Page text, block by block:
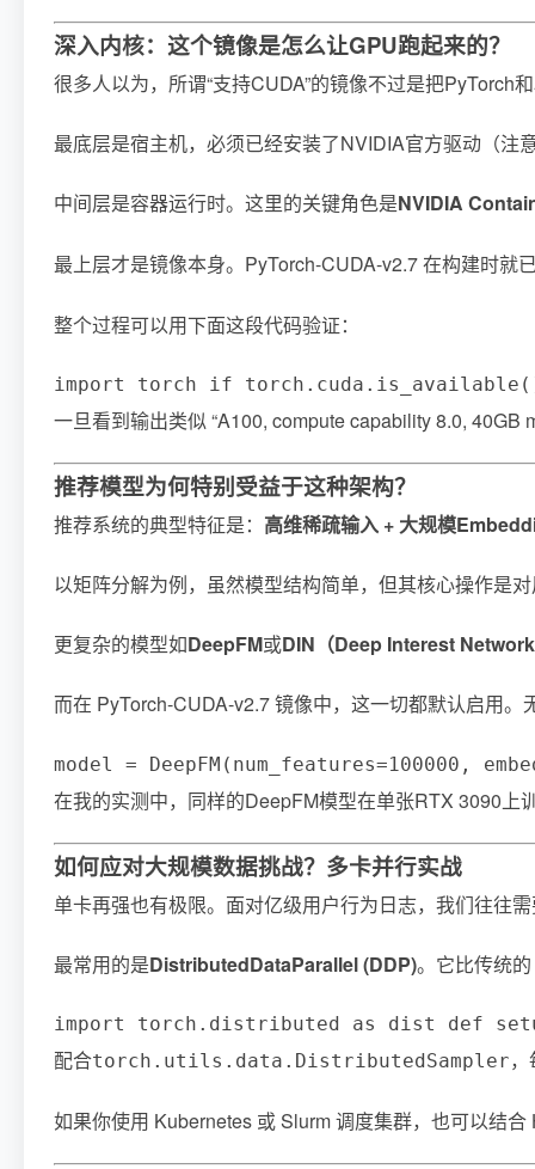
深入内核：这个镜像是怎么让GPU跑起来的？
很多人以为，所谓“支持CUDA”的镜像不过是把
最底层是宿主机，必须已经安装了NVIDIA官方驱动（
中间层是容器运行时。这里的关键角色是NVIDIA
最上层才是镜像本身。PyTorch-CUDA-v2.7 在构建时
整个过程可以用下面这段代码验证：
import torch if torch.cuda.is_available():
一旦看到输出类似 “A100, compute capability 8.0, 40GB
推荐模型为何特别受益于这种架构？
推荐系统的典型特征是： 高维稀疏输入 + 大规模
以矩阵分解为例，虽然模型结构简单，但其核心操作是
更复杂的模型如DeepFM或DIN（Deep Interest
而在 PyTorch-CUDA-v2.7 镜像中，这一切都默认启用。
model =
在我的实测中，同样的DeepFM模型在单张RTX 3090
如何应对大规模数据挑战？多卡并行实战
单卡再强也有极限。面对亿级用户行为日志，我们往往
最常用的是DistributedDataParallel (DDP)。它比传统
import torch.distributed as dist def
配合torch.utils.data.DistributedSampler
如果你使用 Kubernetes 或 Slurm 调度集群，也可以结